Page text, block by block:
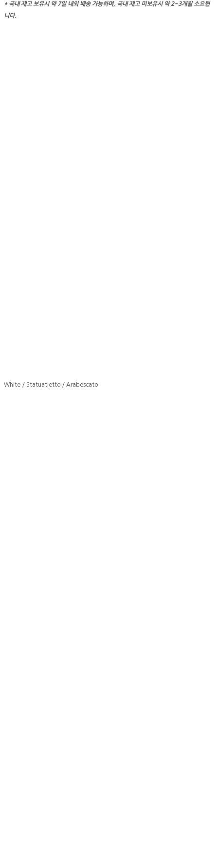
* 국내 재고 보유시 약 7일 내외 배송 가능하며, 국내 재고 미보유시 약 2~3개월 소요됩
니다.
White / Statuatietto / Arabescato